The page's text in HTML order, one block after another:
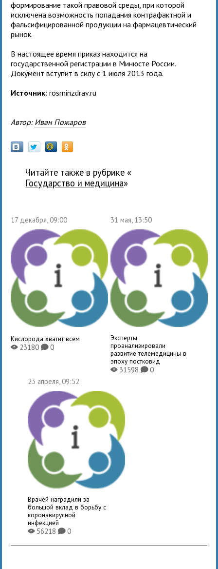
формирование такой правовой среды, при которой
исключена возможность попадания контрафактной и
фальсифицированной продукции на фармацевтический
рынок.
В настоящее время приказ находится на
государственной регистрации в Минюсте России.
Документ вступит в силу с 1 июля 2013 года.
Источник: rosminzdrav.ru
Автор: Иван Пожаров
Читайте также в рубрике «
государство и медицина»
17 декабря, 09:00
Кислорода хватит всем
X23180K0
31 мая, 13:50
Эксперты
проанализировали
развитие телемедицины в
эпоху постковид
X31598 K0
23 апреля, 09:52
Врачей наградили за
большой вклад в борьбу с
коронавирусной
инфекцией
X56218K0